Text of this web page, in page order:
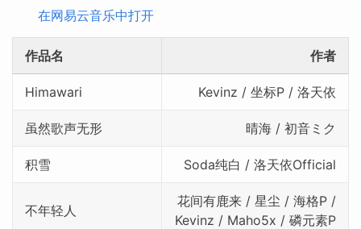
在网易云音乐中打开
作品名 作者
Himawari Kevinz / 坐标P / 洛天依
虽然歌声无形 晴海 / 初音ミク
积雪 Soda纯白 / 洛天依Official
不年轻人
花间有鹿来 / 星尘 / 海格P /
Kevinz / Maho5x / 磷元素P